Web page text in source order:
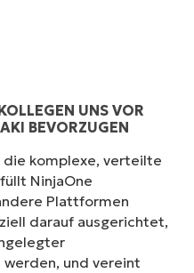
UNS VOR
BEVORZUGEN
die komplexe, verteilte
NinjaOne
Plattformen
darauf ausgerichtet,
und vereint